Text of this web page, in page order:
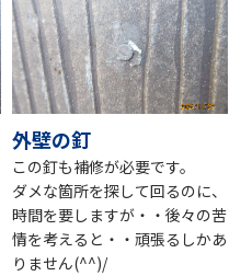
外壁の釘
この釘も補修が必要です。
ダメな箇所を探して回るのに、
時間を要しますが・・後々の苦
情を考えると・・頑張るしかあ
りません(^^)/